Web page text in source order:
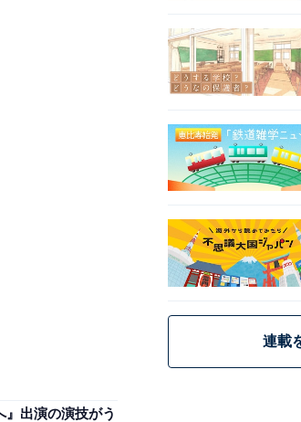
』出演の演技がう
連載